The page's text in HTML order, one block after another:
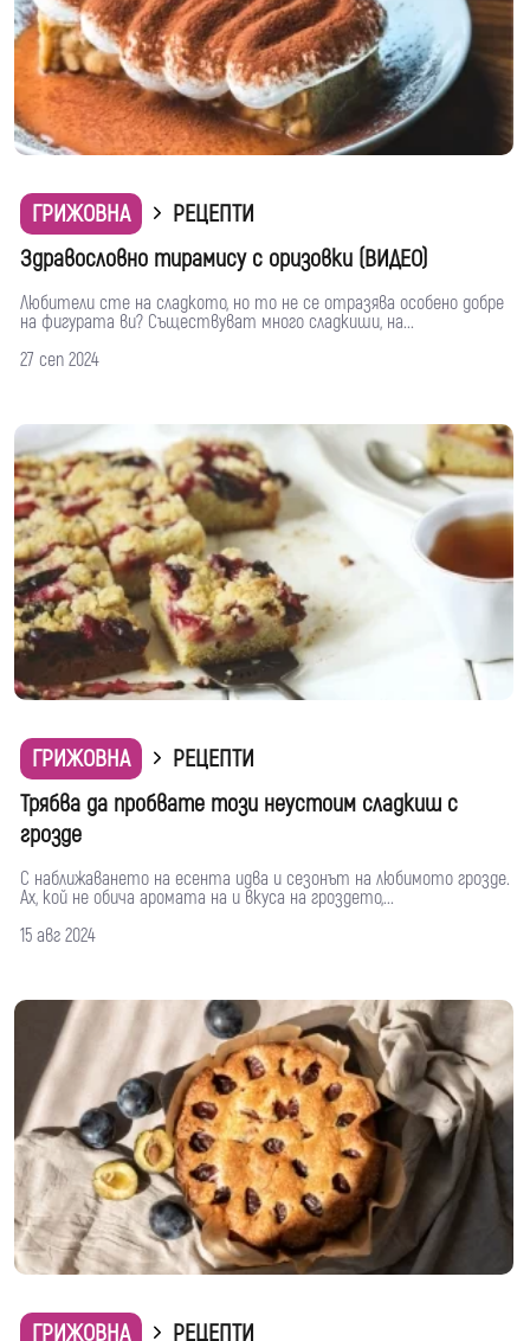
ГРИЖОВНА
РЕЦЕПТИ
Здравословно тирамису с оризовки (ВИДЕО)
Любители сте на сладкото, но то не се отразява особено добре
на фигурата ви? Съществуват много сладкиши, на...
27 сеп 2024
ГРИЖОВНА
РЕЦЕПТИ
Трябва да пробвате този неустоим сладкиш с
грозде
С наближаването на есента идва и сезонът на любимото грозде.
Ах, кой не обича аромата на и вкуса на гроздето,...
15 авг 2024
ГРИЖОВНА РЕЦЕПТИ